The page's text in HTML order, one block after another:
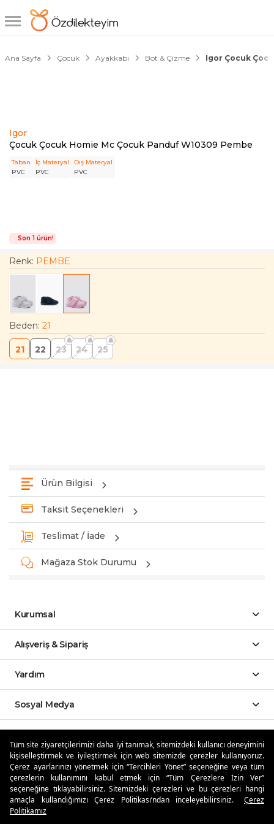
Tüm site ziyaretçilerimizi daha iyi tanımak, sitemizdeki kullanıcı deneyimini
kişiselleştirmek ve iyileştirmek için web sitemizde çerezler kullanıyoruz.
Çerez ayarlarınızı yönetmek için “Tercihleri Yönet” seçeneğine veya tüm
çerezlerin kullanımını kabul etmek için “Tüm Çerezlere İzin Ver”
seçeneğine tıklayabilirsiniz. Sitemizdeki çerezleri ve bu çerezleri hangi
amaçla kullandığımızı Çerez Politikası’ndan inceleyebilirsiniz.
Çerez
Politikamız
Ana Sayfa Çocuk Ayakkabı Bot & Çizme Igor Çocuk
Igor
Çocuk Çocuk Homie Mc Çocuk Panduf W10309 Pembe
Taban
PVC
İç Materyal
PVC
Dış Materyal
PVC
1/4
Son 1 ürün!
Renk: PEMBE
Beden: 21
21 22 23 24 25
Ürün Bilgisi
Taksit Seçenekleri
Teslimat / İade
Mağaza Stok Durumu
Kurumsal
Alışveriş & Sipariş
Yardım
Sosyal Medya
Özdilekteyim'de Taksit Avantajları
Güvenli Alışveriş